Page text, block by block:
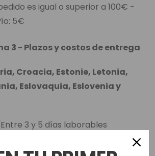
es igual o superior a 100€ -
5€
3 - Plazos y costos de entrega
Croacia, Estonie, Letonia,
Eslovaquia, Eslovenia y
3 y 5 días laborables